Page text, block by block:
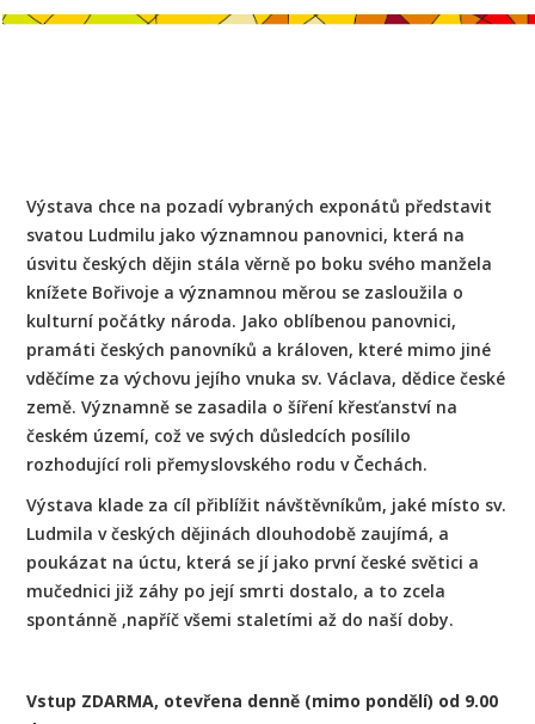
Výstava chce na pozadí vybraných exponátů představit
svatou Ludmilu jako významnou panovnici, která na
úsvitu českých dějin stála věrně po boku svého manžela
knížete Bořivoje a významnou měrou se zasloužila o
kulturní počátky národa. Jako oblíbenou panovnici,
pramáti českých panovníků a královen, které mimo jiné
vděčíme za výchovu jejího vnuka sv. Václava, dědice české
země. Významně se zasadila o šíření křesťanství na
českém území, což ve svých důsledcích posílilo
rozhodující roli přemyslovského rodu v Čechách.
Výstava klade za cíl přiblížit návštěvníkům, jaké místo sv.
Ludmila v českých dějinách dlouhodobě zaujímá, a
poukázat na úctu, která se jí jako první české světici a
mučednici již záhy po její smrti dostalo, a to zcela
spontánně ,napříč všemi staletími až do naší doby.
Vstup ZDARMA, otevřena denně (mimo pondělí) od 9.00